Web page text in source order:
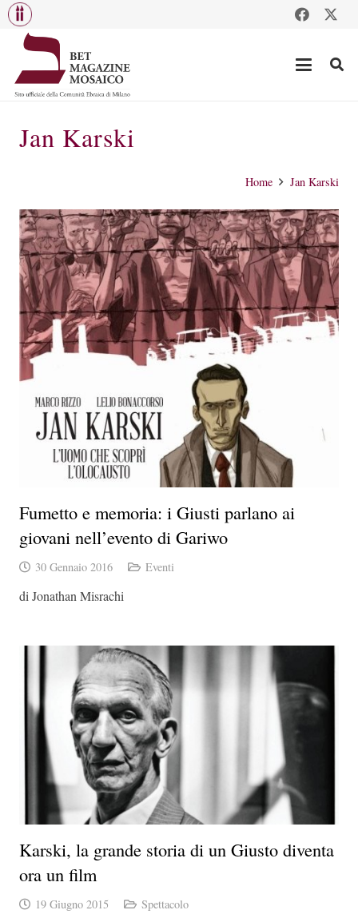
Jan Karski
Home Jan Karski
Fumetto e memoria: i Giusti parlano ai
giovani nell’evento di Gariwo
30 Gennaio 2016 Eventi
di Jonathan Misrachi
Karski, la grande storia di un Giusto diventa
ora un film
19 Giugno 2015 Spettacolo